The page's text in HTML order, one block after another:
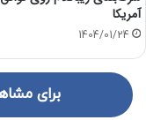
آمریکا
1404/01/24
برای